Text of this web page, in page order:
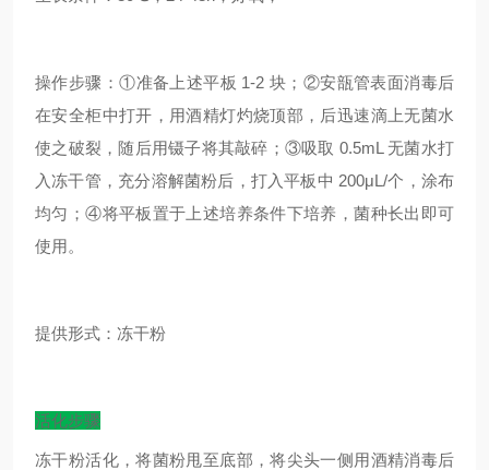
操作步骤：①准备上述平板 1-2 块；②安瓿管表面消毒后
在安全柜中打开，用酒精灯灼烧顶部，后迅速滴上无菌水
使之破裂，随后用镊子将其敲碎；③吸取 0.5mL 无菌水打
入冻干管，充分溶解菌粉后，打入平板中 200μL/个，涂布
均匀；④将平板置于上述培养条件下培养，菌种长出即可
使用。
提供形式：冻干粉
活化步骤
冻干粉活化，将菌粉甩至底部，将尖头一侧用酒精消毒后